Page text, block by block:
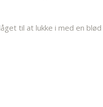
til at lukke i med en